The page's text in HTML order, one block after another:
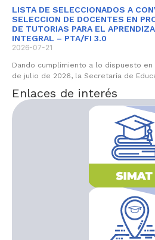
LISTA DE SELECCIONADOS A
SELECCION DE DOCENTES EN
DE TUTORIAS PARA EL
INTEGRAL – PTA/FI 3.0
2026-07-21
Dando cumplimiento a lo dispuesto en
de julio de 2026, la Secretaría de
Enlaces de interés